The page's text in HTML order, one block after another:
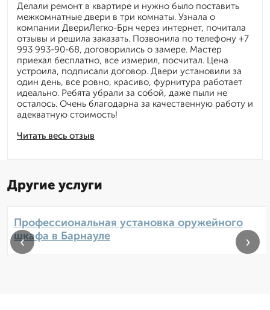
Читать весь отзыв
Делали ремонт в квартире и нужно было поставить
межкомнатные двери в три комнаты. Узнала о
компании ДвериЛегко-Брн через интернет, почитала
отзывы и решила заказать. Позвонила по телефону +7
993 993-90-68, договорились о замере. Мастер
приехал бесплатно, все измерил, посчитал. Цена
устроила, подписали договор. Двери установили за
один день, все ровно, красиво, фурнитура работает
идеально. Ребята убрали за собой, даже пыли не
осталось. Очень благодарна за качественную работу и
адекватную стоимость!
Другие услуги
Профессиональная установка оружейного
шкафа в Барнауле
‹ ›